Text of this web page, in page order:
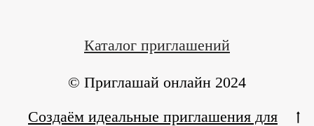
Каталог приглашений
© Приглашай онлайн 2024
Создаём идеальные приглашения для